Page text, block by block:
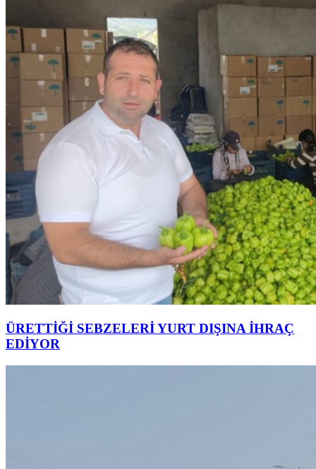
ÜRETTİĞİ SEBZELERİ YURT DIŞINA İHRAÇ
EDİYOR